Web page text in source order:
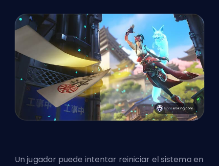
Un jugador puede intentar reiniciar el sistema en